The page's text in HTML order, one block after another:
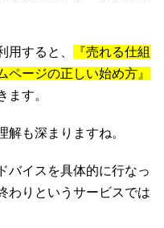
用すると、
『売れる仕組
ージの正しい始め方』
ます。
解も深まりますね。
バイスを具体的に行なっ
わりというサービスでは